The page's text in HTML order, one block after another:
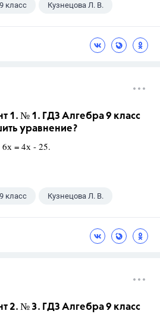
9 класс Кузнецова Л. В.
1. № 1. ГДЗ Алгебра 9 класс
уравнение?
= 4х - 25.
9 класс Кузнецова Л. В.
2. № 3. ГДЗ Алгебра 9 класс